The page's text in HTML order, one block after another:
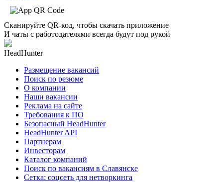
Сканируйте QR-код, чтобы скачать приложение
И чаты с работодателями всегда будут под рукой
HeadHunter
Размещение вакансий
Поиск по резюме
О компании
Наши вакансии
Реклама на сайте
Требования к ПО
Безопасный HeadHunter
HeadHunter API
Партнерам
Инвесторам
Каталог компаний
Поиск по вакансиям в Славянске
Сетка: соцсеть для нетворкинга